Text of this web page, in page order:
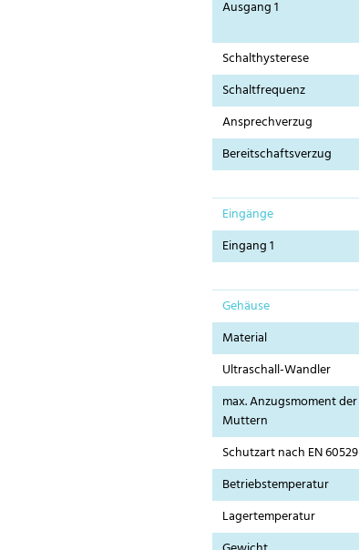
Ausgang 1
Schalthysterese
Schaltfrequenz
Ansprechverzug
Bereitschaftsverzug
Eingänge
Eingang 1
Gehäuse
Material
Ultraschall-Wandler
max. Anzugsmoment der
Muttern
Schutzart nach EN 60529
Betriebstemperatur
Lagertemperatur